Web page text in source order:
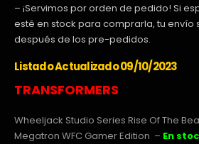
– ¡Servimos por orden de pedido! Si
esté en stock para comprarla, tu envío
después de los pre-pedidos.
Listado Actualizado 09/10/2023
TRANSFORMERS
Wheeljack Studio Series Rise Of The
Megatron WFC Gamer Edition – En